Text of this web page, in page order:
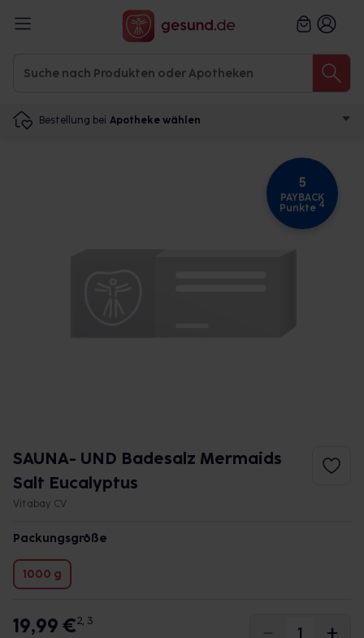
Bestellung bei Apotheke wählen
5
PAYBACK
Punkte 4
SAUNA- UND Badesalz Mermaids
Salt Eucalyptus
Vitabay CV
Packungsgröße
1000 g
19,99 €2, 3